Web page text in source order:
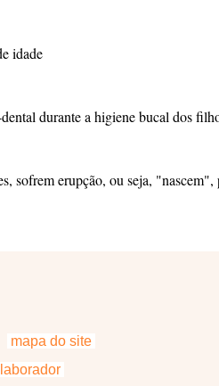
idade
durante a higiene bucal dos
sofrem erupção, ou seja,
mapa do site